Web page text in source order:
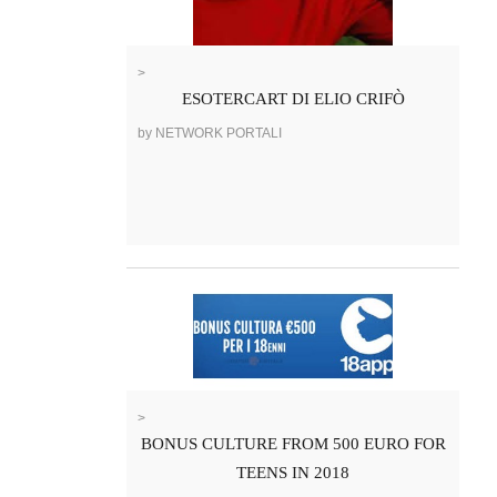
>
ESOTERCART DI ELIO CRIFÒ
by NETWORK PORTALI
>
BONUS CULTURE FROM 500 EURO FOR
TEENS IN 2018